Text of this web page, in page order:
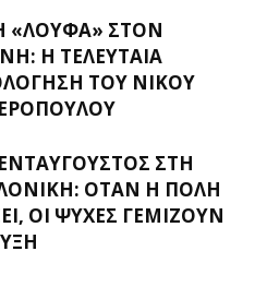
«ΛΟΎΦΑ» ΣΤΟΝ
Η ΤΕΛΕΥΤΑΊΑ
ΤΟΥ ΝΊΚΟΥ
ΣΤΗ
ΌΤΑΝ Η ΠΌΛΗ
ΟΙ ΨΥΧΈΣ ΓΕΜΊΖΟΥΝ